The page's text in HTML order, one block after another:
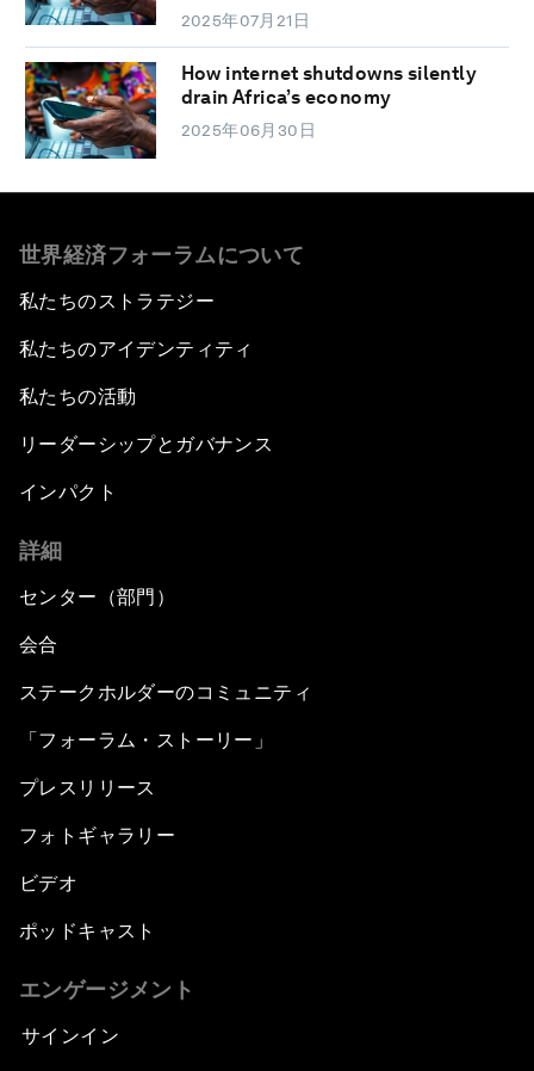
2025年07月21日
How internet shutdowns silently
drain Africa’s economy
2025年06月30日
世界経済フォーラムについて
私たちのストラテジー
私たちのアイデンティティ
私たちの活動
リーダーシップとガバナンス
インパクト
詳細
センター（部門）
会合
ステークホルダーのコミュニティ
「フォーラム・ストーリー」
プレスリリース
フォトギャラリー
ビデオ
ポッドキャスト
エンゲージメント
サインイン